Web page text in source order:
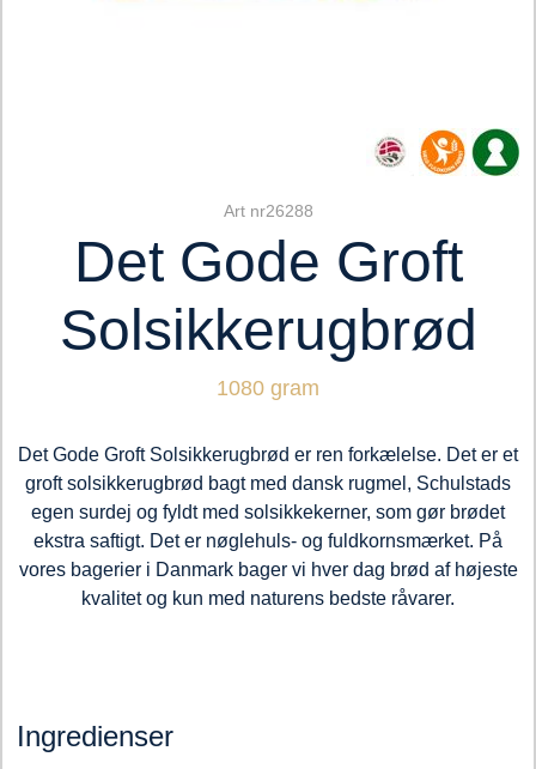
Art nr26288
Det Gode Groft
Solsikkerugbrød
1080 gram
Det Gode Groft Solsikkerugbrød er ren forkælelse. Det er et
groft solsikkerugbrød bagt med dansk rugmel, Schulstads
egen surdej og fyldt med solsikkekerner, som gør brødet
ekstra saftigt. Det er nøglehuls- og fuldkornsmærket. På
vores bagerier i Danmark bager vi hver dag brød af højeste
kvalitet og kun med naturens bedste råvarer.
Ingredienser